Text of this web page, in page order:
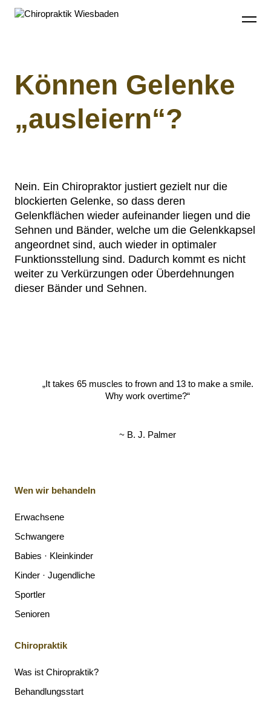
überspringen
Chiropraktik Wiesbaden
Können Gelenke
„ausleiern“?
Nein. Ein Chiropraktor justiert gezielt nur die
blockierten Gelenke, so dass deren
Gelenkflächen wieder aufeinander liegen und die
Sehnen und Bänder, welche um die Gelenkkapsel
angeordnet sind, auch wieder in optimaler
Funktionsstellung sind. Dadurch kommt es nicht
weiter zu Verkürzungen oder Überdehnungen
dieser Bänder und Sehnen.
Beitragsnavigation
„It takes 65 muscles to frown and 13 to make a smile.
Why work overtime?“
~ B. J. Palmer
Wen wir behandeln
Erwachsene
Schwangere
Babies · Kleinkinder
Kinder · Jugendliche
Sportler
Senioren
Chiropraktik
Was ist Chiropraktik?
Behandlungsstart